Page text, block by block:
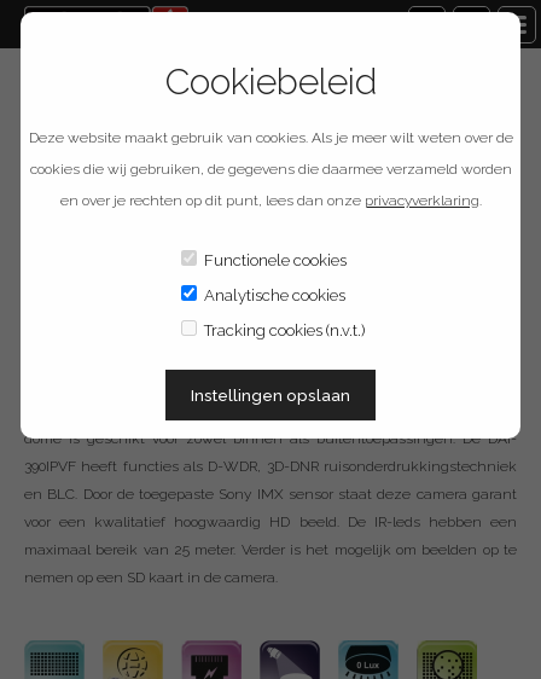
Terug naar overzicht
Provision ISR DAI-
390IPVF
dome is geschikt voor zowel binnen als buitentoepassingen. De DAI-
390IPVF heeft functies als D-WDR, 3D-DNR ruisonderdrukkingstechniek
en BLC. Door de toegepaste Sony IMX sensor staat deze camera garant
voor een kwalitatief hoogwaardig HD beeld. De IR-leds hebben een
maximaal bereik van 25 meter. Verder is het mogelijk om beelden op te
nemen op een SD kaart in de camera.
Cookiebeleid
Deze website maakt gebruik van cookies. Als je meer wilt weten over de
cookies die wij gebruiken, de gegevens die daarmee verzameld worden
en over je rechten op dit punt, lees dan onze privacyverklaring.
Functionele cookies
Analytische cookies
Tracking cookies (n.v.t.)
Instellingen opslaan